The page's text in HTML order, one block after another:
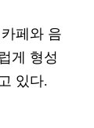
페와 음
게 형성
있다.